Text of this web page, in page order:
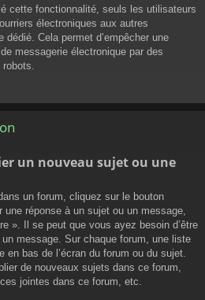
cette fonctionnalité, seuls les utilisateurs
électroniques aux autres
Cela permet d’empêcher une
messagerie électronique par des
un nouveau sujet ou une
un forum, cliquez sur le bouton
réponse à un sujet ou un message,
». Il se peut que vous ayez besoin d’être
message. Sur chaque forum, une liste
bas de l’écran du forum ou du sujet.
de nouveaux sujets dans ce forum,
jointes dans ce forum, etc.